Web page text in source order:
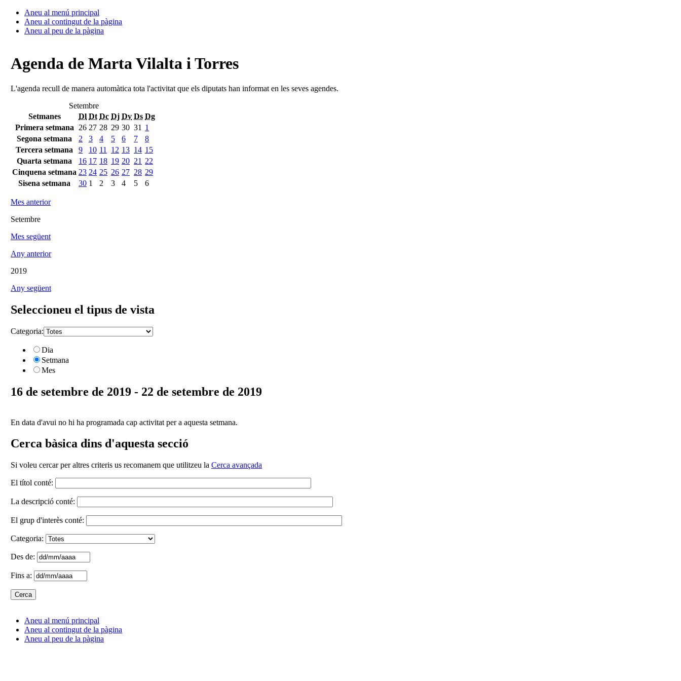
Aneu al menú principal
Aneu al contingut de la pàgina
Aneu al peu de la pàgina
Agenda de Marta Vilalta i Torres
L'agenda recull de manera automàtica tota l'activitat que els diputats han informat en les seves agendes.
Setembre
Setmanes
Dl Dt Dc Dj Dv Ds Dg
Primera setmana
26 27 28 29 30 31 1
Segona setmana
2 3 4 5 6 7
8
Tercera setmana
9 10 11 12 13 14 15
Quarta setmana
16 17 18 19 20 21 22
Cinquena setmana 23 24 25 26 27 28 29
Sisena setmana
30 1 2 3 4 5 6
Mes anterior
Setembre
Mes següent
Any anterior
2019
Any següent
Seleccioneu el tipus de vista
Categoria:
Dia
Setmana
Mes
16 de setembre de 2019 - 22 de setembre de 2019
En data d'avui no hi ha programada cap activitat per a aquesta setmana.
Cerca bàsica dins d'aquesta secció
Si voleu cercar per altres criteris us recomanem que utilitzeu la Cerca avançada
El títol conté:
La descripció conté:
El grup d'interès conté:
Categoria:
Des de:
Fins a:
Aneu al menú principal
Aneu al contingut de la pàgina
Aneu al peu de la pàgina